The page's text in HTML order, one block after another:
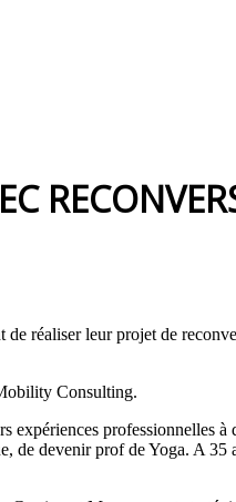
réaliser leur projet de
Consulting.
professionnelles
de devenir prof de Yoga. A